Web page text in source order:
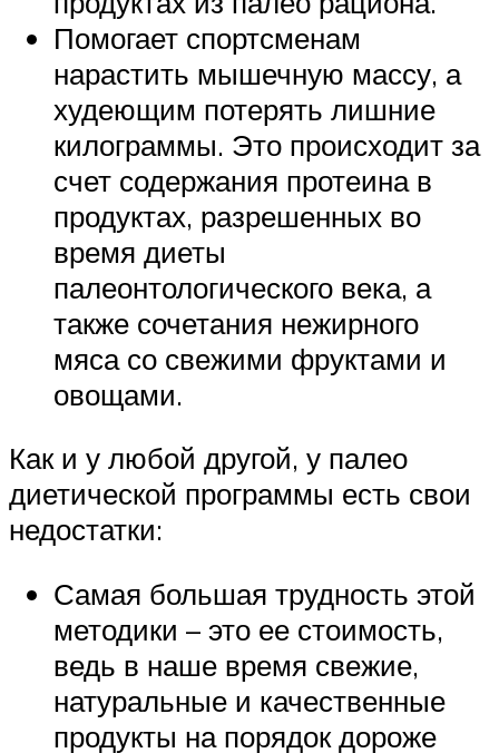
Помогает спортсменам
нарастить мышечную массу, а
худеющим потерять лишние
килограммы. Это происходит за
счет содержания протеина в
продуктах, разрешенных во
время диеты
палеонтологического века, а
также сочетания нежирного
мяса со свежими фруктами и
овощами.
Как и у любой другой, у палео
диетической программы есть свои
недостатки:
Самая большая трудность этой
методики – это ее стоимость,
ведь в наше время свежие,
натуральные и качественные
продукты на порядок дороже